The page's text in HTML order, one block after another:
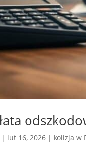
| lut 16, 2026 | kolizja w